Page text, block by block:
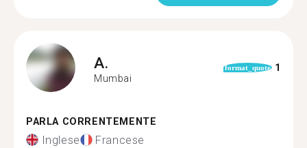
A.
Mumbai
format_quote 1
PARLA CORRENTEMENTE
Inglese Francese